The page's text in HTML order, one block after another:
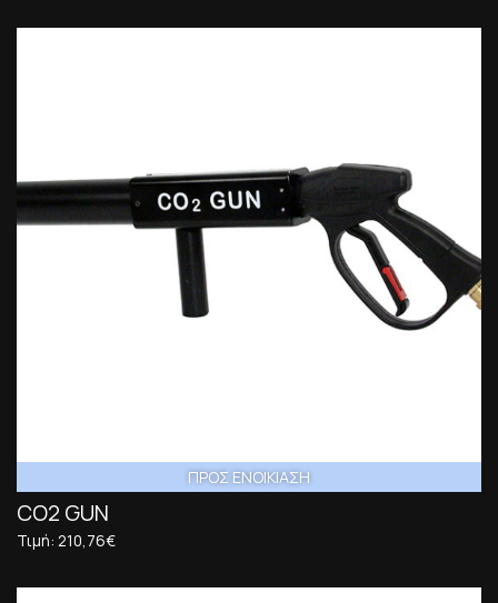
ΠΡΟΣ ΕΝΟΙΚΙΑΣΗ
CO2 GUN
Τιμή: 210,76€